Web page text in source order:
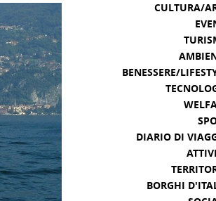
CULTURA/
BENESSERE/
DIARIO DI
BORGHI